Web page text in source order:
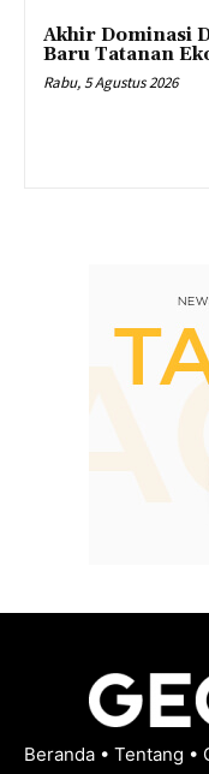
Akhir Dominasi
Baru Tatanan
Rabu, 5 Agustus 2026
Beranda • Tentang •